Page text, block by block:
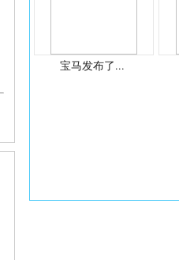
宝马发布了...